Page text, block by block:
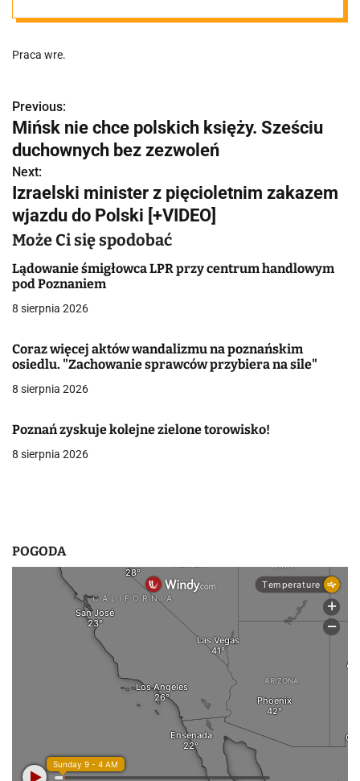
Poznaniu od
lat" Znikają
pierwsze
elementy
charakterystyc
znej estakady
Praca wre.
N
a
w
i
g
a
c
a
w
i
Previous:
Mińsk nie chce polskich księży. Sześciu
duchownych bez zezwoleń
Next:
Izraelski minister z pięcioletnim zakazem
wjazdu do Polski [+VIDEO]
Może Ci się spodobać
Lądowanie śmigłowca LPR przy centrum handlowym
pod Poznaniem
8 sierpnia 2026
Coraz więcej aktów wandalizmu na poznańskim
osiedlu. "Zachowanie sprawców przybiera na sile"
8 sierpnia 2026
Poznań zyskuje kolejne zielone torowisko!
8 sierpnia 2026
POGODA